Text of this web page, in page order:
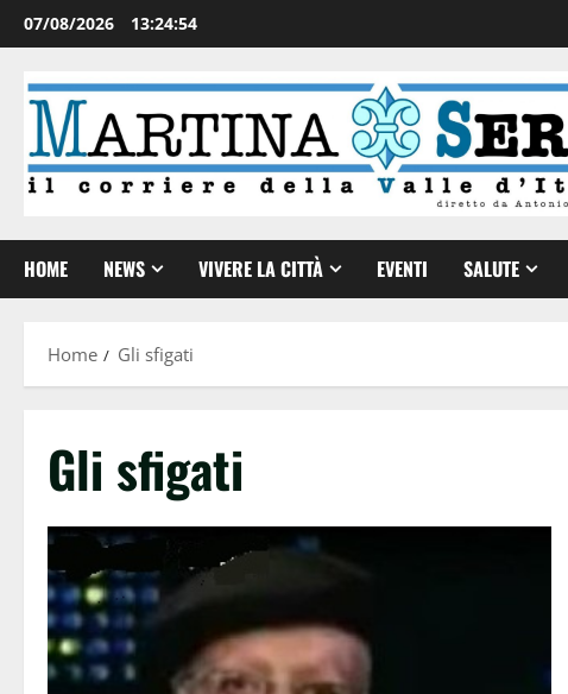
07/08/2026 13:24:55
HOME NEWS VIVERE LA CITTÀ EVENTI SALUTE
Home Gli sfigati
Gli sfigati